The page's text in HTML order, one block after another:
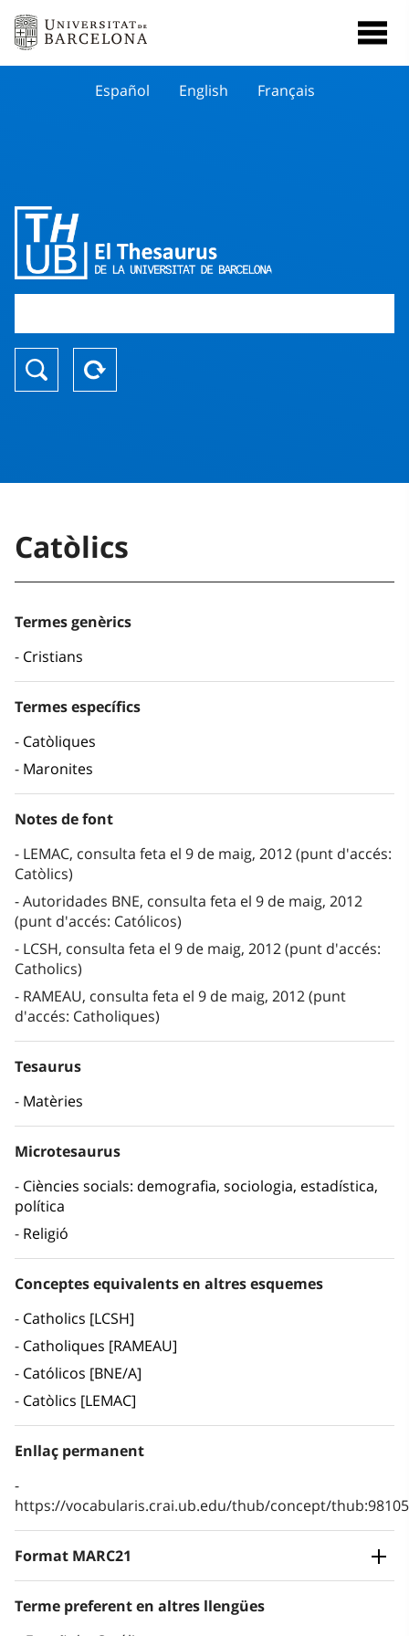
Español English Français
Catòlics
Termes genèrics
Cristians
Termes específics
Catòliques
Maronites
Notes de font
LEMAC, consulta feta el 9 de maig, 2012 (punt d'accés:
Catòlics)
Autoridades BNE, consulta feta el 9 de maig, 2012
(punt d'accés: Católicos)
LCSH, consulta feta el 9 de maig, 2012 (punt d'accés:
Catholics)
RAMEAU, consulta feta el 9 de maig, 2012 (punt
d'accés: Catholiques)
Tesaurus
Matèries
Microtesaurus
Ciències socials: demografia, sociologia, estadística,
política
Religió
Conceptes equivalents en altres esquemes
Catholics [LCSH]
Catholiques [RAMEAU]
Católicos [BNE/A]
Catòlics [LEMAC]
Enllaç permanent
https://vocabularis.crai.ub.edu/thub/concept/
Format MARC21
Terme preferent en altres llengües